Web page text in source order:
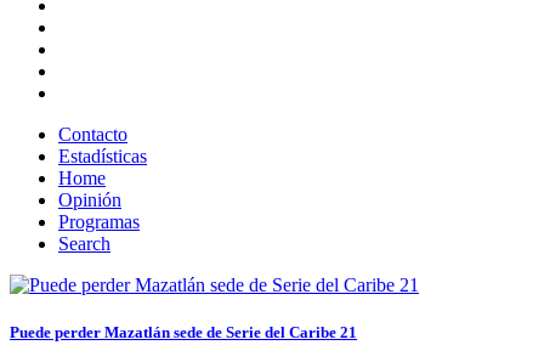
Contacto
Estadísticas
Home
Opinión
Programas
Search
Puede perder Mazatlán sede de Serie del Caribe 21